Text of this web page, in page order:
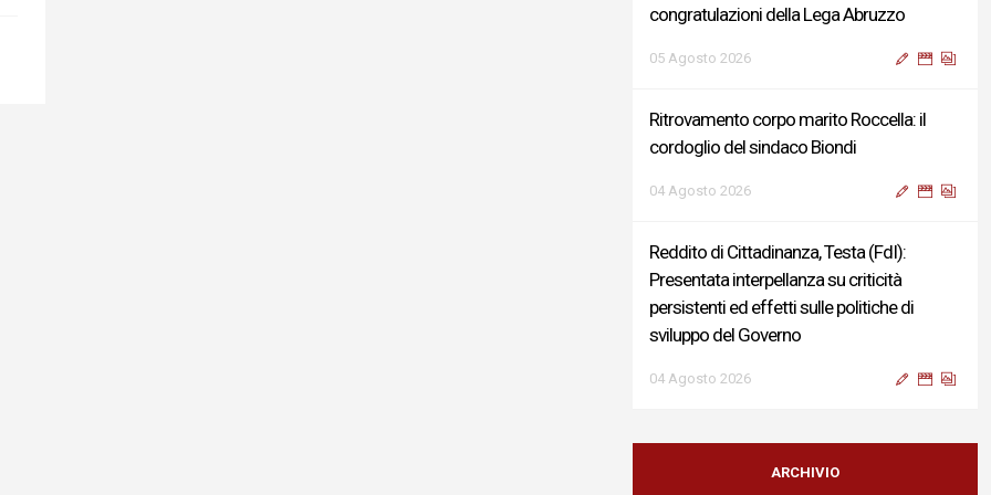
congratulazioni della Lega Abruzzo
05 Agosto 2026
Ritrovamento corpo marito Roccella: il
cordoglio del sindaco Biondi
04 Agosto 2026
Reddito di Cittadinanza, Testa (FdI):
Presentata interpellanza su criticità
persistenti ed effetti sulle politiche di
sviluppo del Governo
04 Agosto 2026
Sigismondi, Liris e Testa: “Profondo
cordoglio e vicinanza al Ministro Roccella e
ARCHIVIO